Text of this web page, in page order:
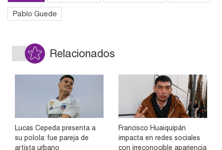
Pablo Guede
Relacionados
Lucas Cepeda presenta a
su polola: fue pareja de
artista urbano
Francisco Huaiquipán
impacta en redes sociales
con irreconocible apariencia